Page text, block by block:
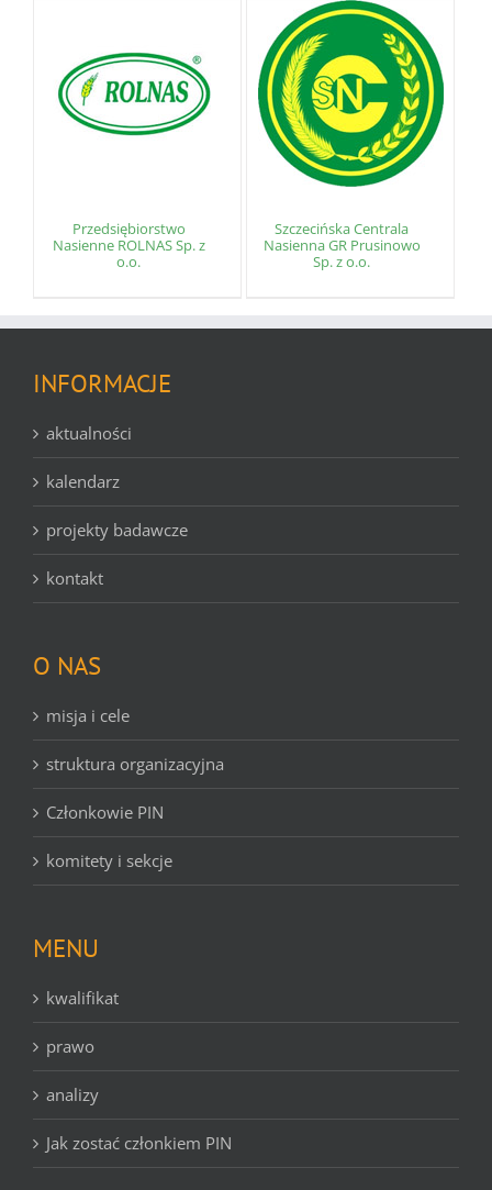
Przedsiębiorstwo
Nasienne ROLNAS Sp. z
o.o.
Szczecińska Centrala
Nasienna GR Prusinowo
Sp. z o.o.
INFORMACJE
aktualności
kalendarz
projekty badawcze
kontakt
O NAS
misja i cele
struktura organizacyjna
Członkowie PIN
komitety i sekcje
MENU
kwalifikat
prawo
analizy
Jak zostać członkiem PIN